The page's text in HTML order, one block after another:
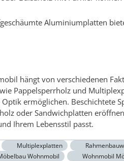
Aluminiumplatten
hängt von verschiedenen
Pappelsperrholz und
ermöglichen. Beschichtete
oder Sandwichplatten
Ihrem Lebensstil passt.
Multiplexplatten
Wohnmobil Wohnmobil